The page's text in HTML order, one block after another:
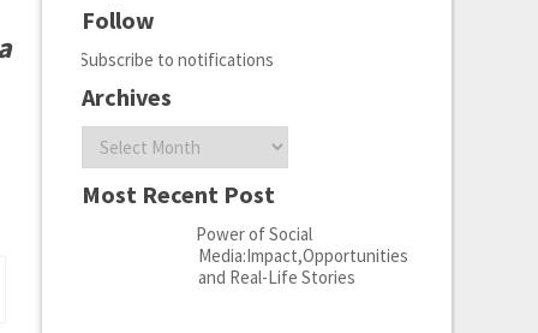
Follow
Subscribe to notifications
Archives
Archives
Most Recent Post
Power of Social
Media:Impact,Opportunities
and Real-Life Stories